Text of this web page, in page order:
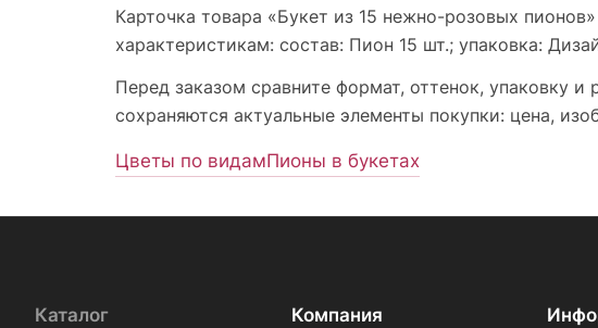
Карточка товара «Букет из 15 нежно-розовых
характеристикам: состав: Пион 15 шт.; упаковка:
Перед заказом сравните формат, оттенок, упаковку
сохраняются актуальные элементы покупки: цена,
Цветы по видамПионы в букетах
Каталог Компания